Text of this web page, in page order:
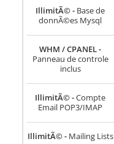
IllimitÃ© - Base de
donnÃ©es Mysql
WHM / CPANEL -
Panneau de controle
inclus
IllimitÃ© -Compte
Email POP3/IMAP
IllimitÃ© -Mailing Lists